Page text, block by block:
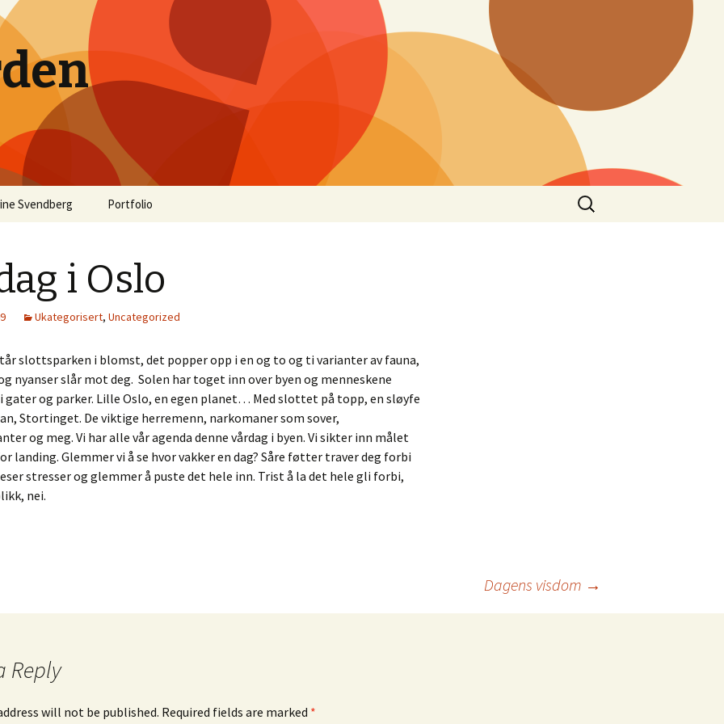
Svendberg Portfolio
Search
for:
i Oslo
Ukategorisert, Uncategorized
slottsparken i blomst, det popper opp i en og to og ti varianter av fauna,
nyanser slår mot deg. Solen har toget inn over byen og menneskene
gater og parker. Lille Oslo, en egen planet… Med slottet på topp, en sløyfe
Stortinget. De viktige herremenn, narkomaner som sover,
og meg. Vi har alle vår agenda denne vårdag i byen. Vi sikter inn målet
landing. Glemmer vi å se hvor vakker en dag? Såre føtter traver deg forbi
stresser og glemmer å puste det hele inn. Trist å la det hele gli forbi,
nei.
Dagens visdom →
Reply
will not be published. Required fields are marked *